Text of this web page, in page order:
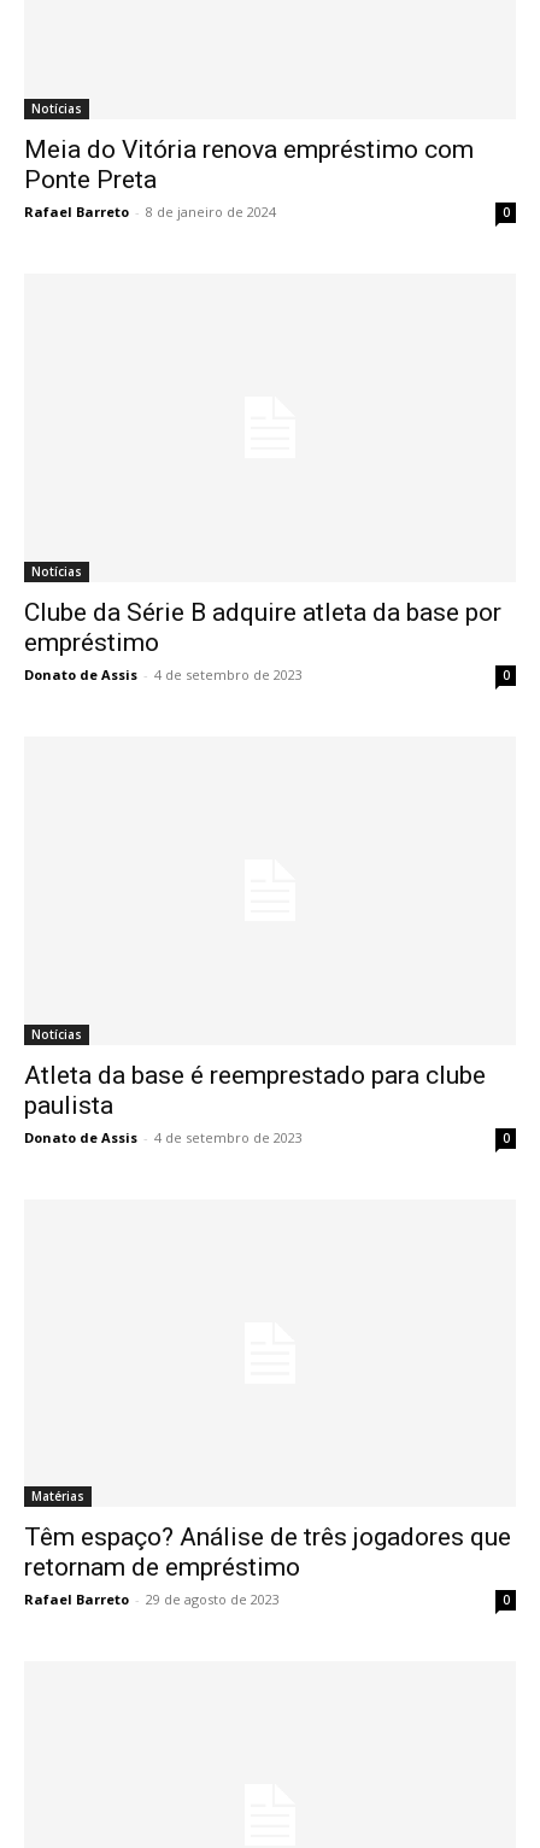
Notícias
Meia do Vitória renova empréstimo com
Ponte Preta
Rafael Barreto - 8 de janeiro de 2024 0
Notícias
Clube da Série B adquire atleta da base por
empréstimo
Donato de Assis - 4 de setembro de 2023 0
Notícias
Atleta da base é reemprestado para clube
paulista
Donato de Assis - 4 de setembro de 2023 0
Matérias
Têm espaço? Análise de três jogadores que
retornam de empréstimo
Rafael Barreto - 29 de agosto de 2023 0